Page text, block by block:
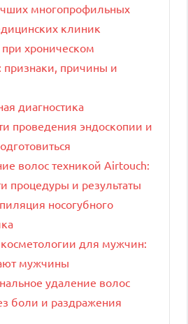
многопрофильных
клиник
хроническом
признаки, причины и
диагностика
проведения эндоскопии и
волос техникой Airtouch:
процедуры и результаты
носогубного
косметологии для мужчин:
мужчины
удаление волос
боли и раздражения